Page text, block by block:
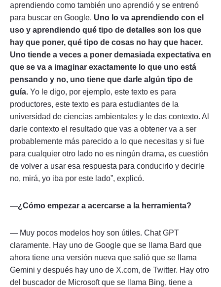
aprendiendo como también uno aprendió y se entrenó
para buscar en Google. Uno lo va aprendiendo con el
uso y aprendiendo qué tipo de detalles son los que
hay que poner, qué tipo de cosas no hay que hacer.
Uno tiende a veces a poner demasiada expectativa en
que se va a imaginar exactamente lo que uno está
pensando y no, uno tiene que darle algún tipo de
guía. Yo le digo, por ejemplo, este texto es para
productores, este texto es para estudiantes de la
universidad de ciencias ambientales y le das contexto. Al
darle contexto el resultado que vas a obtener va a ser
probablemente más parecido a lo que necesitas y si fue
para cualquier otro lado no es ningún drama, es cuestión
de volver a usar esa respuesta para conducirlo y decirle
no, mirá, yo iba por este lado”, explicó.
—¿Cómo empezar a acercarse a la herramienta?
— Muy pocos modelos hoy son útiles. Chat GPT
claramente. Hay uno de Google que se llama Bard que
ahora tiene una versión nueva que salió que se llama
Gemini y después hay uno de X.com, de Twitter. Hay otro
del buscador de Microsoft que se llama Bing, tiene a